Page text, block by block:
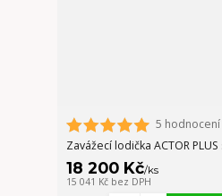
5 hodnocení
Zavážecí lodička ACTOR PLUS
18 200 Kč/ks
15 041 Kč bez DPH